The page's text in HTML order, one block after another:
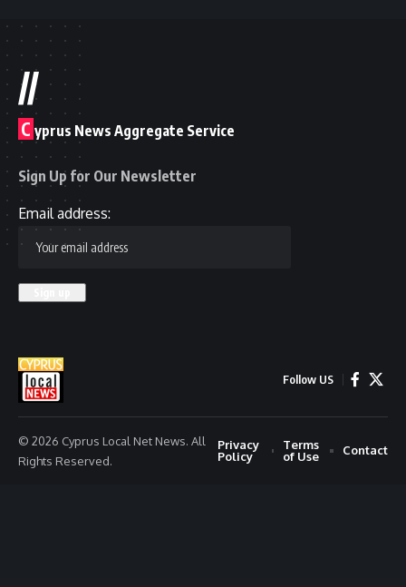
//
C yprus News Aggregate Service
Sign Up for Our Newsletter
Email address:
Follow US
© 2026 Cyprus Local Net News. All
Rights Reserved.
Privacy
Policy
Terms
of Use
Contact